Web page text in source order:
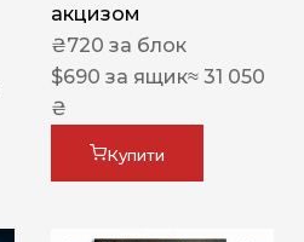
акцизом
₴720 за блок
$690 за ящик≈ 31 050
₴
Купити